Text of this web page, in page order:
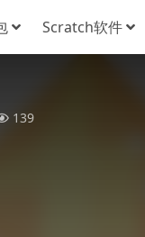
Scratch软件
139